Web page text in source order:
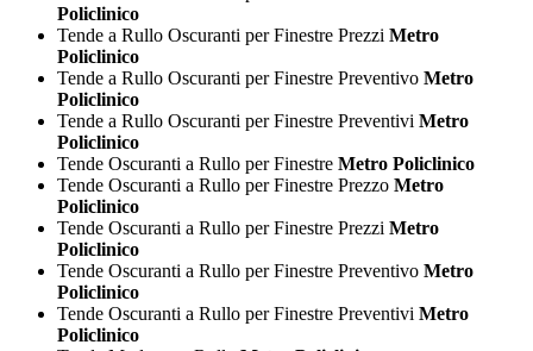
Policlinico
Tende a Rullo Oscuranti per Finestre Prezzi Metro
Policlinico
Tende a Rullo Oscuranti per Finestre Preventivo Metro
Policlinico
Tende a Rullo Oscuranti per Finestre Preventivi Metro
Policlinico
Tende Oscuranti a Rullo per Finestre Metro Policlinico
Tende Oscuranti a Rullo per Finestre Prezzo Metro
Policlinico
Tende Oscuranti a Rullo per Finestre Prezzi Metro
Policlinico
Tende Oscuranti a Rullo per Finestre Preventivo Metro
Policlinico
Tende Oscuranti a Rullo per Finestre Preventivi Metro
Policlinico